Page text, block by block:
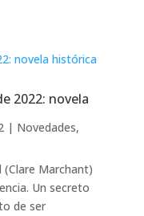
2022: novela
| Novedades,
Marchant)
Un secreto
de ser